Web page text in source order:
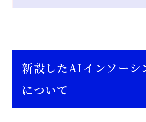
新設したAIインソーシ
について